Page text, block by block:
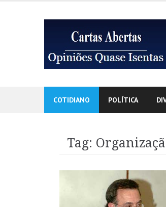
COTIDIANO POLÍTICA
Tag: